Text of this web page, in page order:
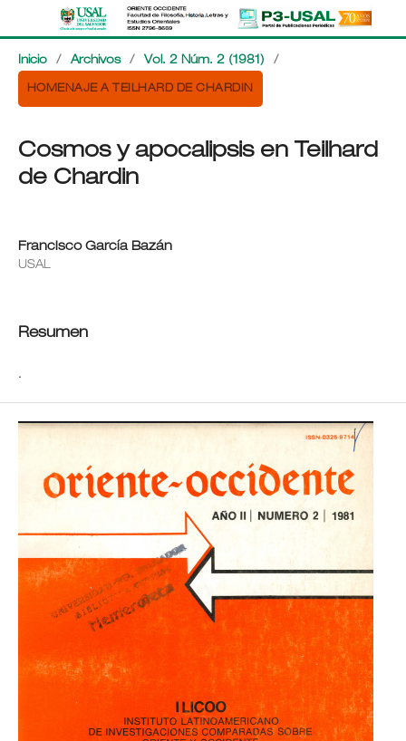
Inicio / Archivos / Vol. 2 Núm. 2 (1981) /
HOMENAJE A TEILHARD DE CHARDIN
Cosmos y apocalipsis en Teilhard
de Chardin
Francisco García Bazán
USAL
Resumen
.